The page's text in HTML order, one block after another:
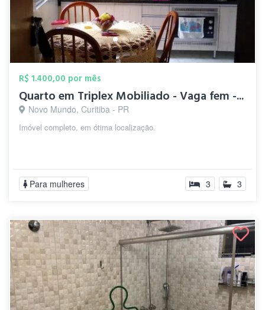
R$ 1.400,00 por mês
Quarto em Triplex Mobiliado - Vaga fem -...
Novo Mundo, Curitiba - PR
Imóvel completo, em ótima localização.
Para mulheres 3 3